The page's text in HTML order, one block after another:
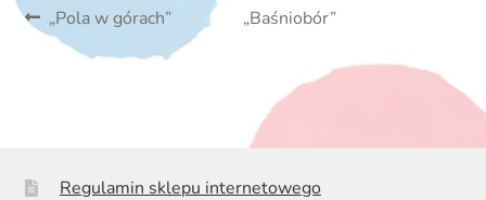
Nawigacja
wpisu
Poprzedni
wpis:
„Pola w górach”
Następny
„Baśniobór”
Regulamin sklepu internetowego